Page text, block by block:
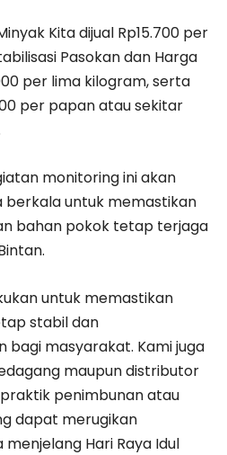
Kita dijual Rp15.700 per
Pasokan dan Harga
per lima kilogram, serta
per papan atau sekitar
monitoring ini akan
berkala untuk memastikan
bahan pokok tetap terjaga
untuk memastikan
stabil dan
bagi masyarakat. Kami juga
maupun distributor
penimbunan atau
dapat merugikan
Hari Raya Idul